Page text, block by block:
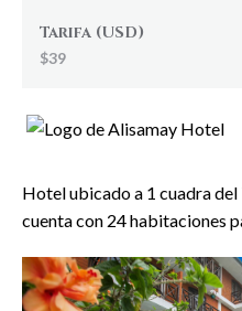
Tarifa (USD)
$39
Hotel ubicado a 1 cuadra
cuenta con 24 habitaciones